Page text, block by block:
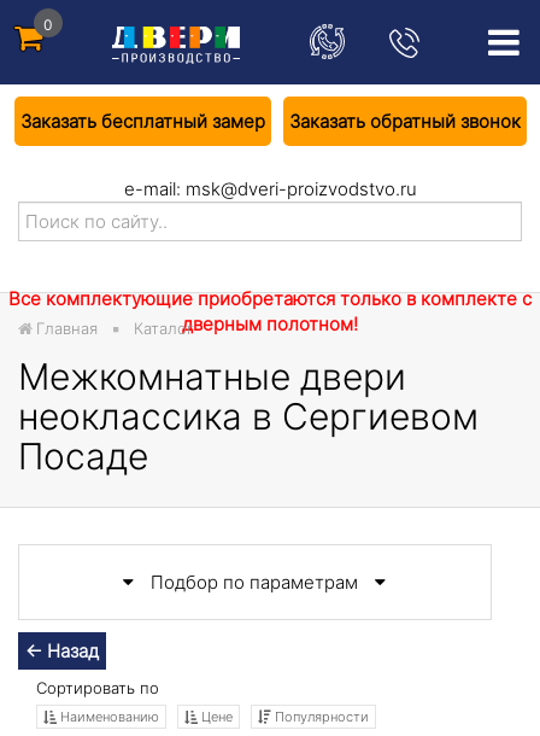
0
Заказать бесплатный замер Заказать обратный звонок
e-mail: msk@dveri-proizvodstvo.ru
Все комплектующие приобретаются только в комплекте с
дверным полотном!
Главная Каталог
Межкомнатные двери
неоклассика в Сергиевом
Посаде
Подбор по параметрам
← Назад
Сортировать по
Наименованию Цене Популярности